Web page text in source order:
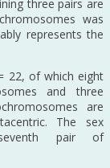
three pairs are
was
represents the
22, of which eight
and three
are
The sex
pair of